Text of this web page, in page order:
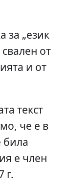
за „език
от
и от
текст
че е в
била
е член
г.